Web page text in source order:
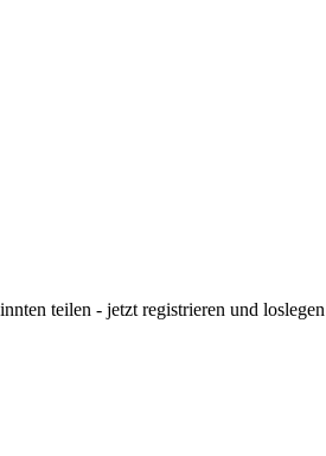
teilen - jetzt registrieren und loslegen